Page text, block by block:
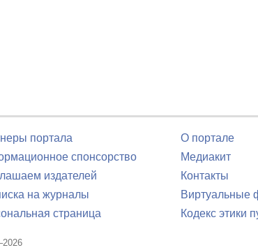
портала
спонсорство
издателей
на журналы
страница
О портале
Медиакит
Контакты
Виртуальные
Кодекс этики